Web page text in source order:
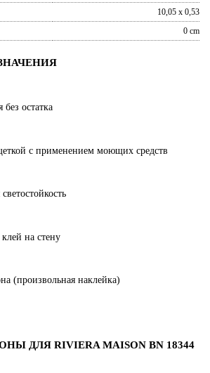
10,05 x 0,53
0 cm
остатка
с применением моющих средств
на стену
(произвольная наклейка)
ДЛЯ RIVIERA MAISON BN 18344